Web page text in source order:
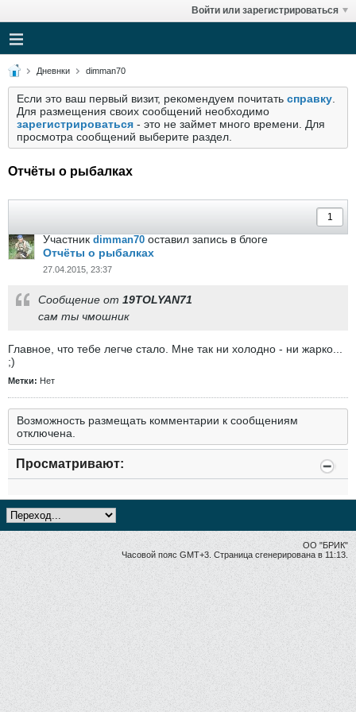
Войти или зарегистрироваться
Дневнки dimman70
Если это ваш первый визит, рекомендуем почитать справку
Для размещения своих сообщений необходимо
зарегистрироваться - это не займет много времени. Для
просмотра сообщений выберите раздел.
Отчёты о рыбалках
Участник dimman70 оставил запись в блоге
Отчёты о рыбалках
27.04.2015, 23:37
Сообщение от 19TOLYAN71
сам ты чмошник
Главное, что тебе легче стало. Мне так ни холодно - ни жарко...
;)
Метки: Нет
Возможность размещать комментарии к сообщениям
отключена.
Просматривают:
ОО "БРИК"
Часовой пояс GMT+3. Страница сгенерирована в 11:13.